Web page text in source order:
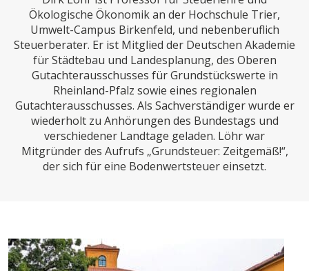
SUCHE
ABO/LOGIN
Ökologische Ökonomik an der Hochschule Trier,
Umwelt-Campus Birkenfeld, und nebenberuflich
Steuerberater. Er ist Mitglied der Deutschen Akademie
für Städtebau und Landesplanung, des Oberen
Gutachterausschusses für Grundstückswerte in
Rheinland-Pfalz sowie eines regionalen
Gutachterausschusses. Als Sachverständiger wurde er
wiederholt zu Anhörungen des Bundestags und
verschiedener Landtage geladen. Löhr war
Mitgründer des Aufrufs „Grundsteuer: Zeitgemäß!“,
der sich für eine Bodenwertsteuer einsetzt.